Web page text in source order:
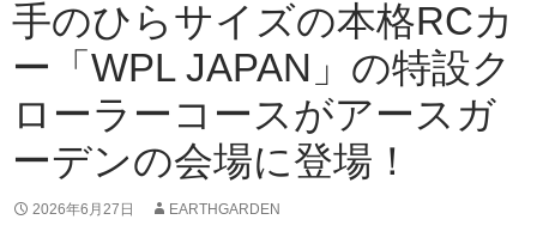
ー
ガ
ー
デ
“夏”
ル
手のひらサイズの本格RCカ
ー「WPL JAPAN」の特設ク
ローラーコースがアースガ
ーデンの会場に登場！
2026年6月27日 EARTHGARDEN